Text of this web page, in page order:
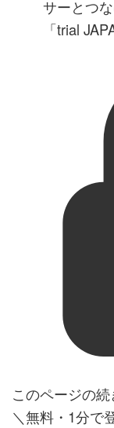
サーとつ
「trial
このページの
＼無料・1分で